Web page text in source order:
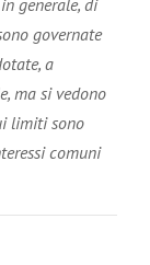
generale, di
governate
a
ma si vedono
limiti sono
comuni